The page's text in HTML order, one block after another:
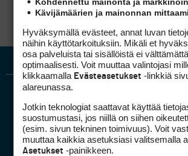
Kävijämäärien ja mainonnan
Hyväksymällä evästeet, annat luvan
näihin käyttötarkoituksiin. Mikäli et
osa palveluista tai sisällöistä ei
optimaalisesti. Voit muuttaa valintojasi
klikkaamalla Evästeasetukset -linkkiä
alareunassa.
Jotkin teknologiat saattavat käyttää
suostumustasi, jos niillä on siihen
(esim. sivun tekninen toimivuus). Voit
muuttaa kaikkia asetuksiasi valitsemalla
Asetukset -painikkeen.